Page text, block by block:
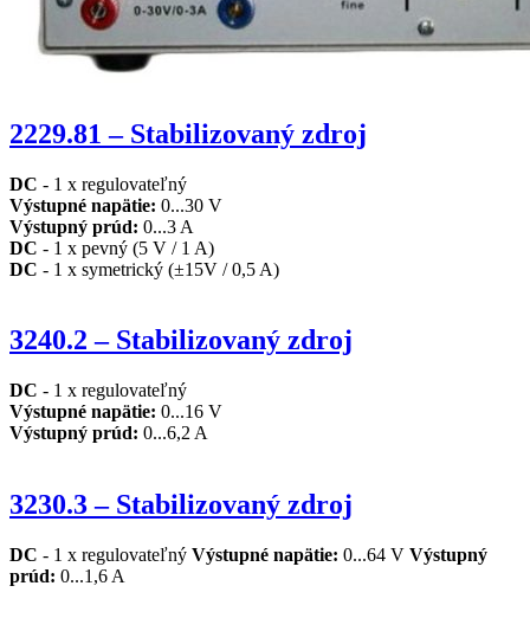
2229.81 – Stabilizovaný zdroj
DC - 1 x regulovateľný
Výstupné napätie: 0...30 V
Výstupný prúd: 0...3 A
DC - 1 x pevný (5 V / 1 A)
DC - 1 x symetrický (±15V / 0,5 A)
3240.2 – Stabilizovaný zdroj
DC - 1 x regulovateľný
Výstupné napätie: 0...16 V
Výstupný prúd: 0...6,2 A
3230.3 – Stabilizovaný zdroj
DC - 1 x regulovateľný Výstupné napätie: 0...64 V Výstupný
prúd: 0...1,6 A